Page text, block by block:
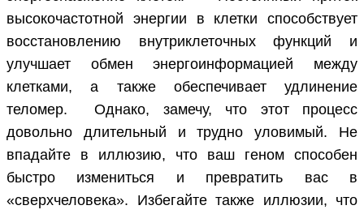
высокочастотной энергии в клетки способствует
восстановлению внутриклеточных функций и
улучшает обмен энергоинформацией между
клетками, а также обеспечивает удлинение
теломер. Однако, замечу, что этот процесс
довольно длительный и трудно уловимый. Не
впадайте в иллюзию, что ваш геном способен
быстро измениться и превратить вас в
«сверхчеловека». Избегайте также иллюзии, что